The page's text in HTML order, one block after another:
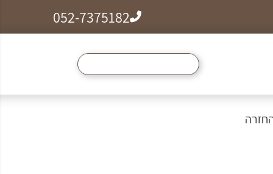
כל הצמידים, שרשראות וטבעות לזמן מוגבל ב99₪052-7375182